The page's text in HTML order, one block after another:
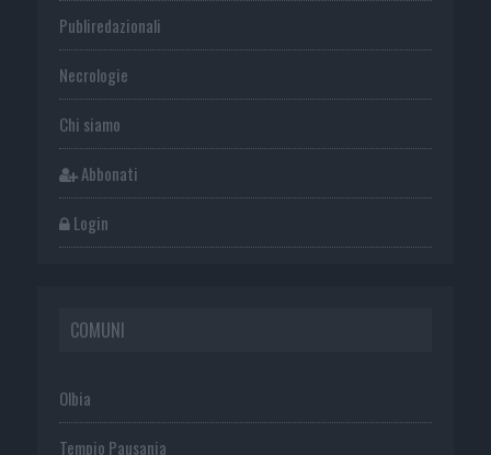
Publiredazionali
Necrologie
Chi siamo
Abbonati
Login
COMUNI
Olbia
Tempio Pausania